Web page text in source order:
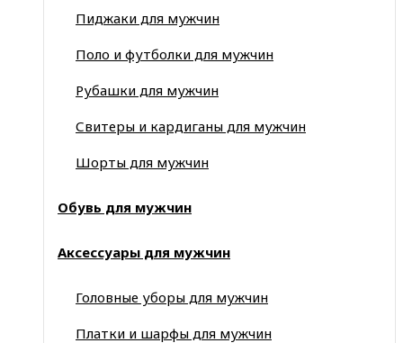
Пиджаки для мужчин
Поло и футболки для мужчин
Рубашки для мужчин
Свитеры и кардиганы для мужчин
Шорты для мужчин
Обувь для мужчин
Аксессуары для мужчин
Головные уборы для мужчин
Платки и шарфы для мужчин